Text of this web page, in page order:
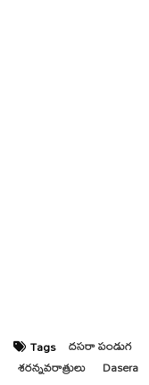
Tags దసరా పండుగ
శరన్నవరాత్రులు
Dasera